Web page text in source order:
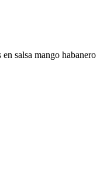
salsa mango habanero